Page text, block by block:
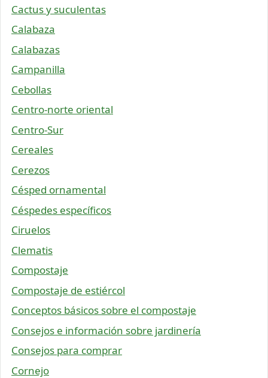
Cactus y suculentas
Calabaza
Calabazas
Campanilla
Cebollas
Centro-norte oriental
Centro-Sur
Cereales
Cerezos
Césped ornamental
Céspedes específicos
Ciruelos
Clematis
Compostaje
Compostaje de estiércol
Conceptos básicos sobre el compostaje
Consejos e información sobre jardinería
Consejos para comprar
Cornejo